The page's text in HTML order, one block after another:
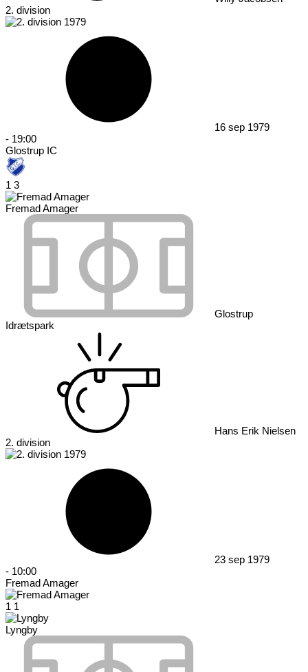
2. division
16 sep 1979
- 19:00
Glostrup IC
1 3
Fremad Amager
Glostrup
Idrætspark
Hans Erik Nielsen
2. division
23 sep 1979
- 10:00
Fremad Amager
1 1
Lyngby